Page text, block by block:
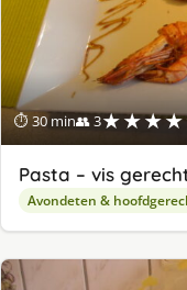
⏱ 30 min👥 3
Pasta – vis
Avondeten &